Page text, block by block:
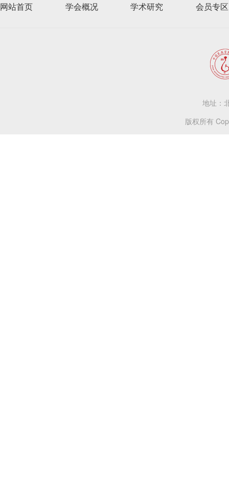
网站首页 学会概况 学术研究 会员专区
地址：
版权所有